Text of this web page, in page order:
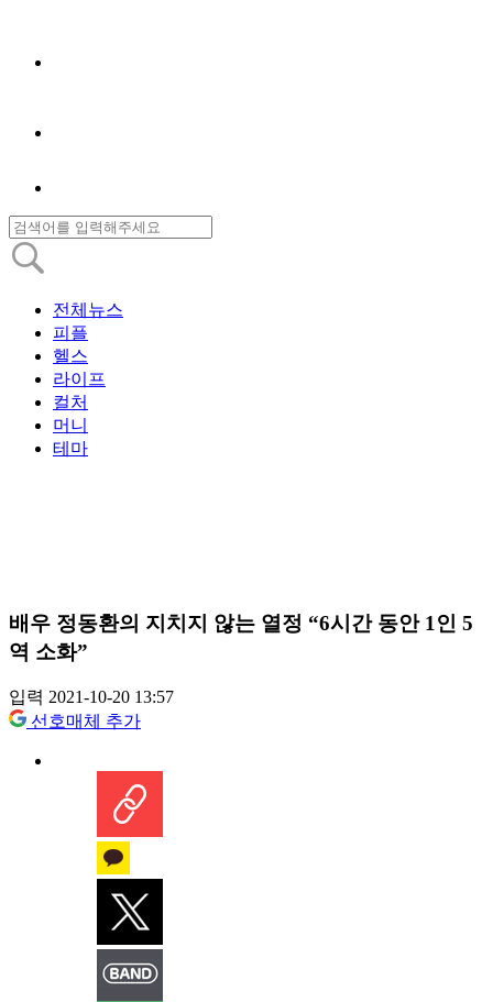
전체뉴스
피플
헬스
라이프
컬처
머니
테마
배우 정동환의 지치지 않는 열정 “6시간 동안 1인 5
역 소화”
입력 2021-10-20 13:57
선호매체 추가